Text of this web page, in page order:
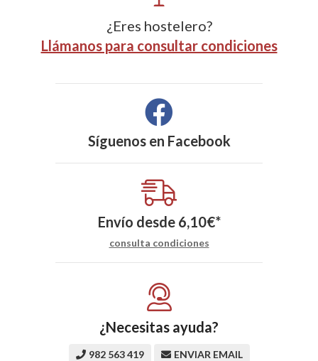
¿Eres hostelero?
Llámanos para consultar condiciones
Síguenos en Facebook
Envío desde 6,10€*
consulta condiciones
¿Necesitas ayuda?
982 563 419 ENVIAR EMAIL